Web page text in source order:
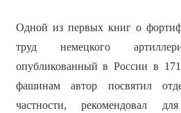
Одной из первых книг о
труд немецкого
опубликованный в России в
фашинам автор посвятил
частности, рекомендовал